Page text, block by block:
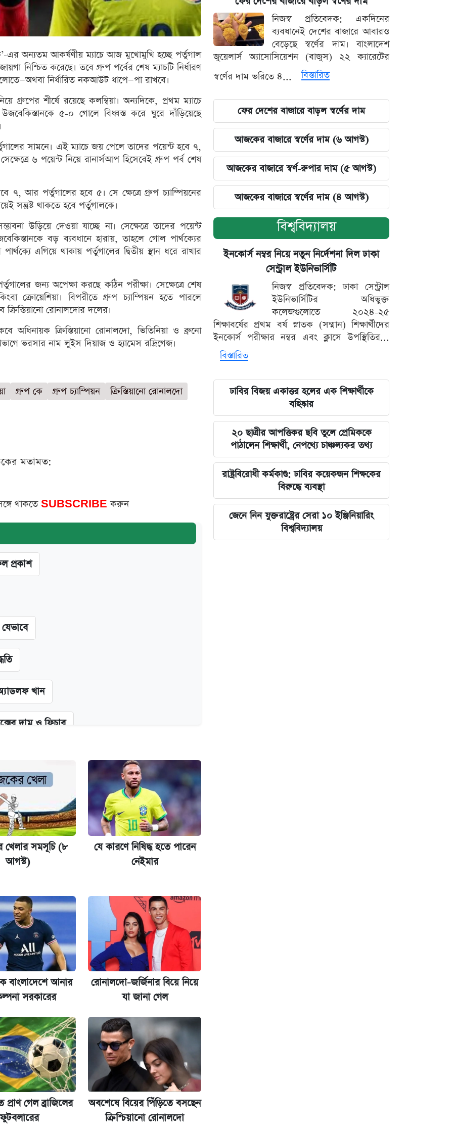
এর অন্যতম আকর্ষণীয় ম্যাচে আজ মুখোমুখি হচ্ছে পর্তুগাল
নিশ্চিত করেছে। তবে গ্রুপ পর্বের শেষ ম্যাচটি নির্ধারণ
নির্ধারিত নকআউট ধাপে—পা রাখবে।
গ্রুপের শীর্ষে রয়েছে কলম্বিয়া। অন্যদিকে, প্রথম ম্যাচে
৫-০ গোলে বিধ্বস্ত করে ঘুরে দাঁড়িয়েছে
সামনে। এই ম্যাচে জয় পেলে তাদের পয়েন্ট হবে ৭,
৬ পয়েন্ট নিয়ে রানার্সআপ হিসেবেই গ্রুপ পর্ব শেষ
৭, আর পর্তুগালের হবে ৫। সে ক্ষেত্রে গ্রুপ চ্যাম্পিয়নের
সন্তুষ্ট থাকতে হবে পর্তুগালকে।
উড়িয়ে দেওয়া যাচ্ছে না। সেক্ষেত্রে তাদের পয়েন্ট
বড় ব্যবধানে হারায়, তাহলে গোল পার্থক্যের
এগিয়ে থাকায় পর্তুগালের দ্বিতীয় স্থান ধরে রাখার
জন্য অপেক্ষা করছে কঠিন পরীক্ষা। সেক্ষেত্রে শেষ
ক্রোয়েশিয়া। বিপরীতে গ্রুপ চ্যাম্পিয়ন হতে পারলে
রোনালদোর দলের।
অধিনায়ক ক্রিস্তিয়ানো রোনালদো, ভিতিনিয়া ও ব্রুনো
ভরসার নাম লুইস দিয়াজ ও হ্যামেস রদ্রিগেজ।
গ্রুপ কে গ্রুপ চ্যাম্পিয়ন
ক্রিস্তিয়ানো রোনালদো
মতামত:
থাকতে SUBSCRIBEকরুন
প্রকাশ
খান
দাম ও ফিচার
গেল
বিরুদ্ধে ব্যবস্থা
সমসূচি (৮
আগস্ট)
যে কারণে নিষিদ্ধ হতে পারেন
নেইমার
বাংলাদেশে আনার
সরকারের
রোনালদো-জর্জিনার বিয়ে নিয়ে
যা জানা গেল
গেল ব্রাজিলের
ফুটবলারের
অবশেষে বিয়ের পিঁড়িতে বসছেন
ক্রিশ্চিয়ানো রোনালদো
নিজস্ব প্রতিবেদক: একদিনের
ব্যবধানেই দেশের বাজারে আবারও
বেড়েছে স্বর্ণের দাম। বাংলাদেশ
জুয়েলার্স অ্যাসোসিয়েশন (বাজুস) ২২ ক্যারেটের
স্বর্ণের দাম ভরিতে ৪...
বিস্তারিত
ফের দেশের বাজারে বাড়ল স্বর্ণের দাম
আজকের বাজারে স্বর্ণের দাম (৬ আগস্ট)
আজকের বাজারে স্বর্ণ-রুপার দাম (৫ আগস্ট)
আজকের বাজারে স্বর্ণের দাম (৪ আগস্ট)
বিশ্ববিদ্যালয়
ইনকোর্স নম্বর নিয়ে নতুন নির্দেশনা দিল ঢাকা
সেন্ট্রাল ইউনিভার্সিটি
নিজস্ব প্রতিবেদক: ঢাকা সেন্ট্রাল
ইউনিভার্সিটির অধিভুক্ত
কলেজগুলোতে ২০২৪-২৫
শিক্ষাবর্ষের প্রথম বর্ষ স্নাতক (সম্মান) শিক্ষার্থীদের
ইনকোর্স পরীক্ষার নম্বর এবং ক্লাসে উপস্থিতির...
বিস্তারিত
ঢাবির বিজয় একাত্তর হলের এক শিক্ষার্থীকে
বহিষ্কার
২০ ছাত্রীর আপত্তিকর ছবি তুলে প্রেমিককে
পাঠালেন শিক্ষার্থী, নেপথ্যে চাঞ্চল্যকর তথ্য
রাষ্ট্রবিরোধী কর্মকাণ্ড: ঢাবির কয়েকজন শিক্ষকের
বিরুদ্ধে ব্যবস্থা
জেনে নিন যুক্তরাষ্ট্রের সেরা ১০ ইঞ্জিনিয়ারিং
বিশ্ববিদ্যালয়